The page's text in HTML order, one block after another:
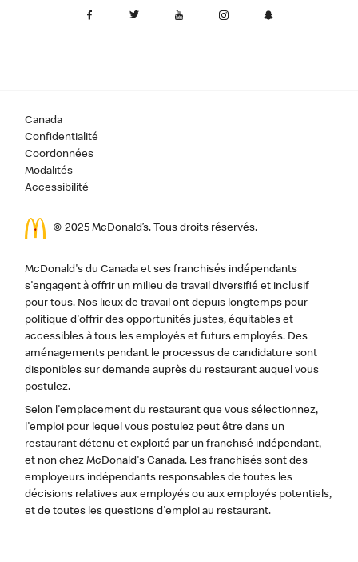
Canada
Confidentialité
Coordonnées
Modalités
Accessibilité
© 2025 McDonald’s. Tous droits réservés.
McDonald's du Canada et ses franchisés indépendants
s'engagent à offrir un milieu de travail diversifié et inclusif
pour tous. Nos lieux de travail ont depuis longtemps pour
politique d'offrir des opportunités justes, équitables et
accessibles à tous les employés et futurs employés. Des
aménagements pendant le processus de candidature sont
disponibles sur demande auprès du restaurant auquel vous
postulez.
Selon l'emplacement du restaurant que vous sélectionnez,
l'emploi pour lequel vous postulez peut être dans un
restaurant détenu et exploité par un franchisé indépendant,
et non chez McDonald's Canada. Les franchisés sont des
employeurs indépendants responsables de toutes les
décisions relatives aux employés ou aux employés potentiels,
et de toutes les questions d'emploi au restaurant.